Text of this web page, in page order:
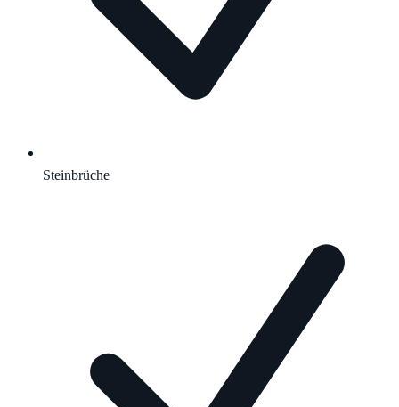
Steinbrüche